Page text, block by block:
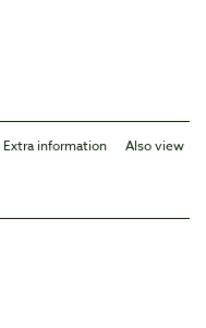
Extra information Also view